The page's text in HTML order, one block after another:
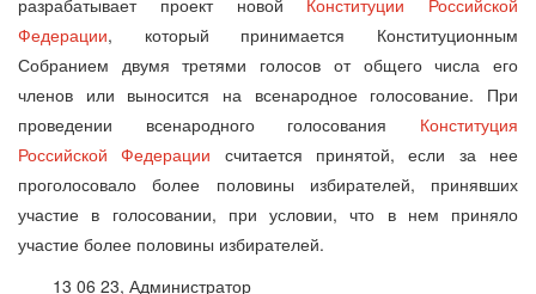
Федерации, который принимается Конституционным
Собранием двумя третями голосов от общего числа его
членов или выносится на всенародное голосование. При
проведении всенародного голосования Конституция
Российской Федерации считается принятой, если за нее
проголосовало более половины избирателей, принявших
участие в голосовании, при условии, что в нем приняло
участие более половины избирателей.
13 06 23, Администратор